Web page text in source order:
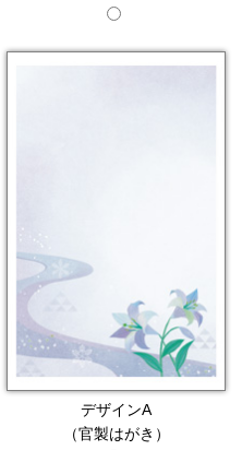
デザインA
（官製はがき）